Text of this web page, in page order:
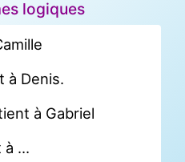
logiques
à Denis.
à Gabriel
à …